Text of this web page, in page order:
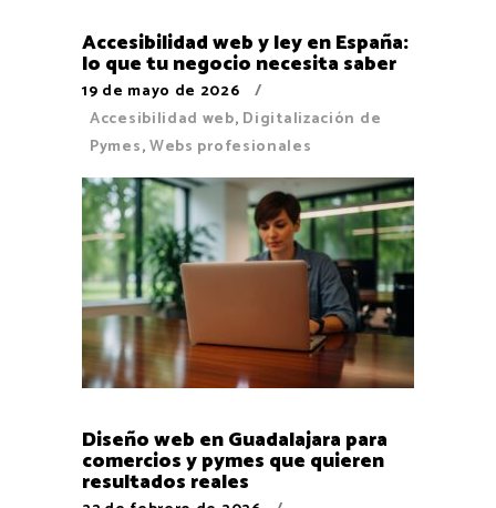
Accesibilidad web y ley en España:
lo que tu negocio necesita saber
19 de mayo de 2026
Accesibilidad web, Digitalización de
Pymes,Webs profesionales
Diseño web en Guadalajara para
comercios y pymes que quieren
resultados reales